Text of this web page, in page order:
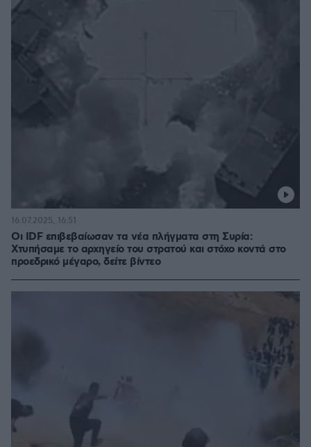
Οι IDF επιβεβαίωσαν τα νέα πλήγματα στη Συρία:
Χτυπήσαμε το αρχηγείο του στρατού και στόχο κοντά στο
προεδρικό μέγαρο, δείτε βίντεο
16.07.2025, 16:51